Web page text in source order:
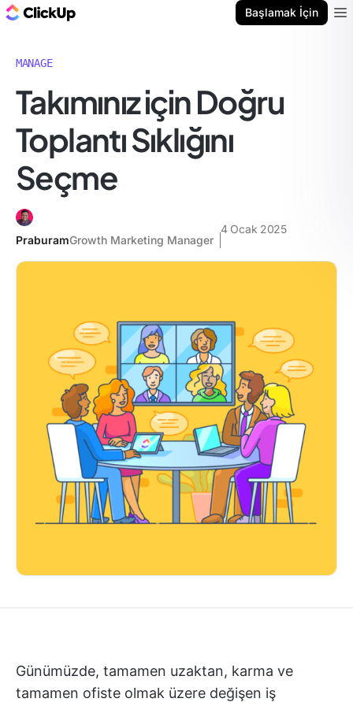
Başlamak İçin
MANAGE
Takımınız için Doğru
Toplantı Sıklığını
Seçme
PraburamGrowth Marketing Manager
4 Ocak 2025
Günümüzde, tamamen uzaktan, karma ve
tamamen ofiste olmak üzere değişen iş